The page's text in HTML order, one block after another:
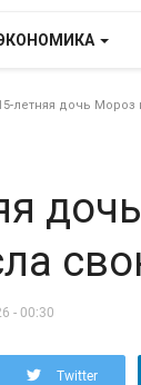
летняя дочь
- 00:30
Twitter